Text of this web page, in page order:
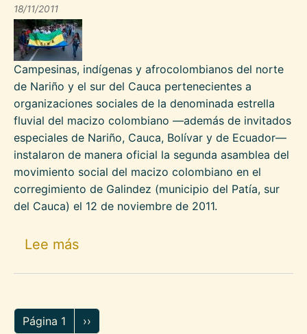
18/11/2011
Campesinas, indígenas y afrocolombianos del norte
de Nariño y el sur del Cauca pertenecientes a
organizaciones sociales de la denominada estrella
fluvial del macizo colombiano —además de invitados
especiales de Nariño, Cauca, Bolívar y de Ecuador—
instalaron de manera oficial la segunda asamblea del
movimiento social del macizo colombiano en el
corregimiento de Galindez (municipio del Patía, sur
del Cauca) el 12 de noviembre de 2011.
Lee mássobre Más de 1.000 personas
Paginación
Página 1 Siguiente página
››